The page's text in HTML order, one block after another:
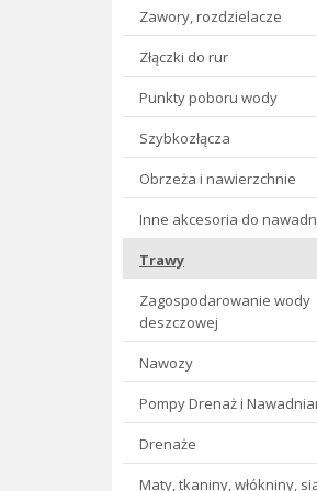
Zawory, rozdzielacze
Złączki do rur
Punkty poboru wody
Szybkozłącza
Obrzeża i nawierzchnie
Inne akcesoria do
Trawy
Zagospodarowanie wody
deszczowej
Nawozy
Pompy Drenaż i
Drenaże
Maty, tkaniny, włókniny,